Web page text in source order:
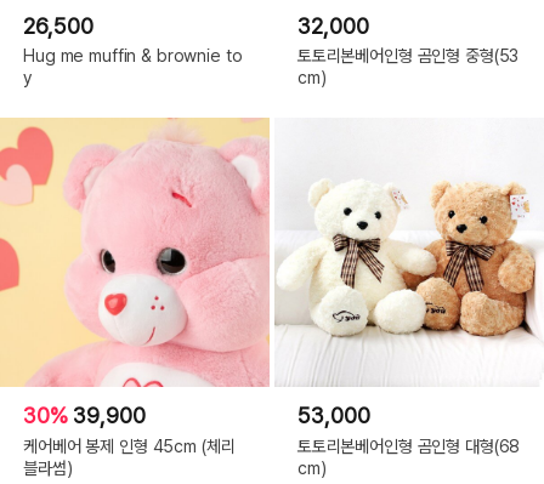
26,500
Hug me muffin & brownie to
y
32,000
토토리본베어인형 곰인형 중형(53
cm)
30% 39,900
케어베어 봉제 인형 45cm (체리
블라썸)
53,000
토토리본베어인형 곰인형 대형(68
cm)